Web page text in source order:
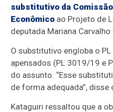
substitutivo da
Econômico ao Projeto de
deputada Mariana Carvalho
O substitutivo engloba o
apensados (PL 3019/19 e
do assunto. “Esse
de forma adequada”, disse
Kataguiri ressaltou que a